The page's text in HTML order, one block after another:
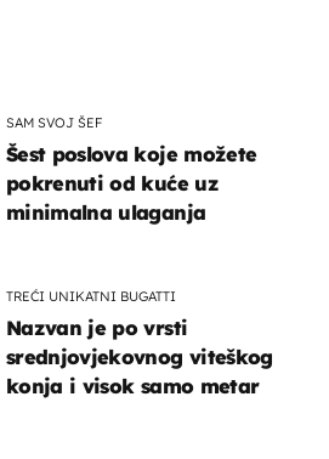
SAM SVOJ ŠEF
Šest poslova koje možete
pokrenuti od kuće uz
minimalna ulaganja
TREĆI UNIKATNI BUGATTI
Nazvan je po vrsti
srednjovjekovnog viteškog
konja i visok samo metar